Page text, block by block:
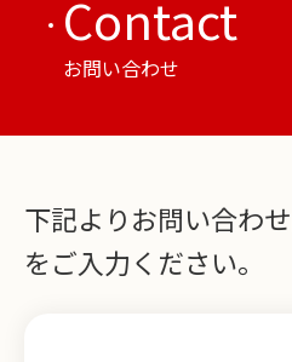
Contact
お問い合わせ
下記よりお問い合わ
をご入力ください。